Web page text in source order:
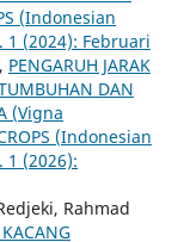
(Indonesian
1 (2024): Februari
PENGARUH JARAK
DAN
(Vigna
(Indonesian
1 (2026):
Rahmad